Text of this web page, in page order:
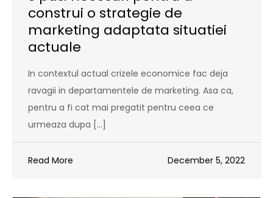
construi o strategie de
marketing adaptata situatiei
actuale
In contextul actual crizele economice fac deja
ravagii in departamentele de marketing. Asa ca,
pentru a fi cat mai pregatit pentru ceea ce
urmeaza dupa […]
Read More December 5, 2022